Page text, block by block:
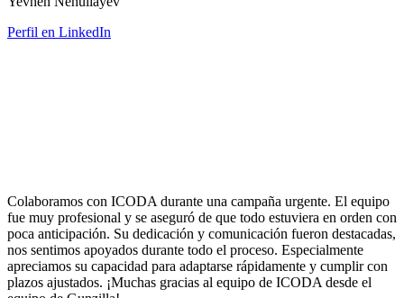
Perfil en LinkedIn
Colaboramos con ICODA durante una campaña urgente. El equipo
fue muy profesional y se aseguró de que todo estuviera en orden con
poca anticipación. Su dedicación y comunicación fueron destacadas,
nos sentimos apoyados durante todo el proceso. Especialmente
apreciamos su capacidad para adaptarse rápidamente y cumplir con
plazos ajustados. ¡Muchas gracias al equipo de ICODA desde el